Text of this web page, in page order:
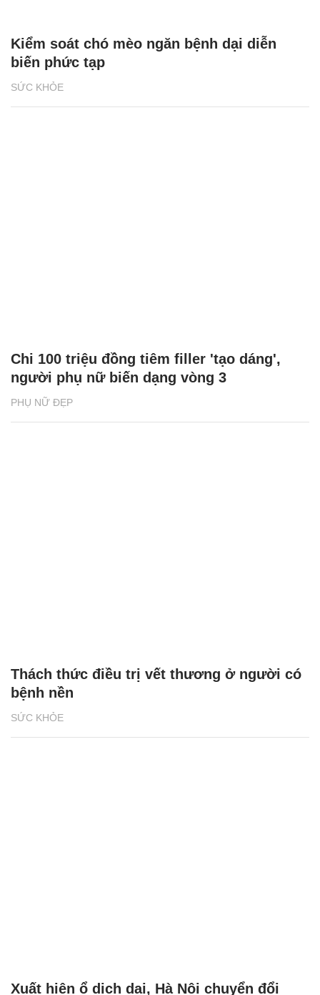
SỨC KHỎE
Kiểm soát chó mèo ngăn bệnh dại diễn
biến phức tạp
PHỤ NỮ ĐẸP
Chi 100 triệu đồng tiêm filler 'tạo dáng',
người phụ nữ biến dạng vòng 3
SỨC KHỎE
Thách thức điều trị vết thương ở người có
bệnh nền
Xuất hiện ổ dịch dại, Hà Nội chuyển đổi